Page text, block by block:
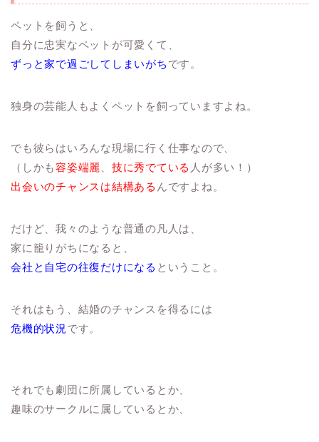
ペットを飼うと、
自分に忠実なペットが可愛くて、
ずっと家で過ごしてしまいがち です。
独身の芸能人もよくペットを飼っていますよね。
でも彼らはいろんな現場に行く仕事なので、
（しかも容姿端麗、 技に秀でている 人が多い！）
出会いのチャンスは結構ある んですよね。
だけど、我々のような普通の凡人は、
家に籠りがちになると、
会社と自宅の往復だけになる ということ。
それはもう、結婚のチャンスを得るには
危機的状況です。
それでも劇団に所属しているとか、
趣味のサークルに属しているとか、